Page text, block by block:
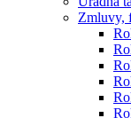
Zmluvy,